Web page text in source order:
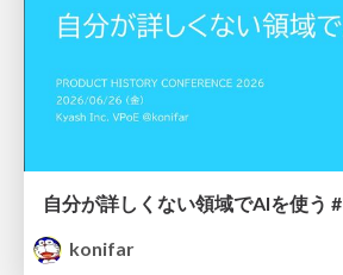
自分が詳しくない領域でAIを使う
konifar